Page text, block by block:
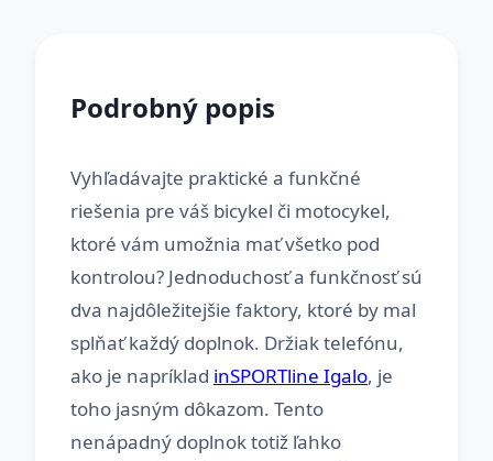
Podrobný popis
Vyhľadávajte praktické a funkčné
riešenia pre váš bicykel či motocykel,
ktoré vám umožnia mať všetko pod
kontrolou? Jednoduchosť a funkčnosť sú
dva najdôležitejšie faktory, ktoré by mal
splňať každý doplnok. Držiak telefónu,
ako je napríklad inSPORTline Igalo, je
toho jasným dôkazom. Tento
nenápadný doplnok totiž ľahko